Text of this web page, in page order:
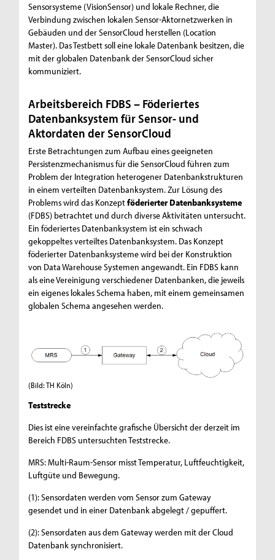
Sensorsysteme (VisionSensor) und lokale Rechner, die
Verbindung zwischen lokalen Sensor-Aktornetzwerken in
Gebäuden und der SensorCloud herstellen (Location
Master). Das Testbett soll eine lokale Datenbank besitzen, die
mit der globalen Datenbank der SensorCloud sicher
kommuniziert.
Arbeitsbereich FDBS – Föderiertes
Datenbanksystem für Sensor- und
Aktordaten der SensorCloud
Erste Betrachtungen zum Aufbau eines geeigneten
Persistenzmechanismus für die SensorCloud führen zum
Problem der Integration heterogener Datenbankstrukturen
in einem verteilten Datenbanksystem. Zur Lösung des
Problems wird das Konzeptföderierter Datenbanksysteme
(FDBS) betrachtet und durch diverse Aktivitäten untersucht.
Ein föderiertes Datenbanksystem ist ein schwach
gekoppeltes verteiltes Datenbanksystem. Das Konzept
föderierter Datenbanksysteme wird bei der Konstruktion
von Data Warehouse Systemen angewandt. Ein FDBS kann
als eine Vereinigung verschiedener Datenbanken, die jeweils
ein eigenes lokales Schema haben, mit einem gemeinsamen
globalen Schema angesehen werden.
(Bild: TH Köln)
Teststrecke
Dies ist eine vereinfachte grafische Übersicht der derzeit im
Bereich FDBS untersuchten Teststrecke.
MRS: Multi-Raum-Sensor misst Temperatur, Luftfeuchtigkeit,
Luftgüte und Bewegung.
(1): Sensordaten werden vom Sensor zum Gateway
gesendet und in einer Datenbank abgelegt / gepuffert.
(2): Sensordaten aus dem Gateway werden mit der Cloud
Datenbank synchronisiert.